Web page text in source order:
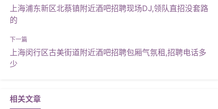
上海浦东新区北蔡镇附近酒吧招聘现场DJ,领队直招没套路
的
上海闵行区古美街道附近酒吧招聘包厢气氛租,招聘电话多
少
相关文章